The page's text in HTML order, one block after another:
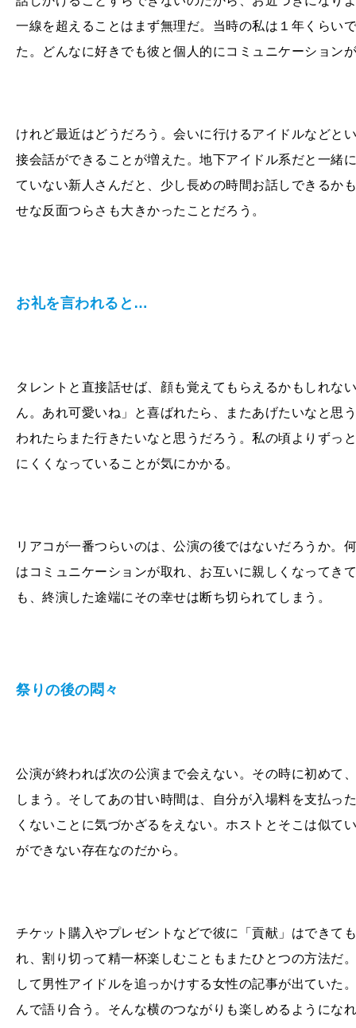
一線を超えることはまず無理だ。当時の私は１年くらい
た。どんなに好きでも彼と個人的にコミュニケーション
けれど最近はどうだろう。会いに行けるアイドルなどと
接会話ができることが増えた。地下アイドル系だと一緒
ていない新人さんだと、少し長めの時間お話しできるか
せな反面つらさも大きかったことだろう。
お礼を言われると…
タレントと直接話せば、顔も覚えてもらえるかもしれな
ん。あれ可愛いね」と喜ばれたら、またあげたいなと思
われたらまた行きたいなと思うだろう。私の頃よりずっ
にくくなっていることが気にかかる。
リアコが一番つらいのは、公演の後ではないだろうか。
はコミュニケーションが取れ、お互いに親しくなってき
も、終演した途端にその幸せは断ち切られてしまう。
祭りの後の悶々
公演が終われば次の公演まで会えない。その時に初めて
しまう。そしてあの甘い時間は、自分が入場料を支払っ
くないことに気づかざるをえない。ホストとそこは似て
ができない存在なのだから。
チケット購入やプレゼントなどで彼に「貢献」はできて
れ、割り切って精一杯楽しむこともまたひとつの方法だ
して男性アイドルを追っかけする女性の記事が出ていた
んで語り合う。そんな横のつながりも楽しめるようにな